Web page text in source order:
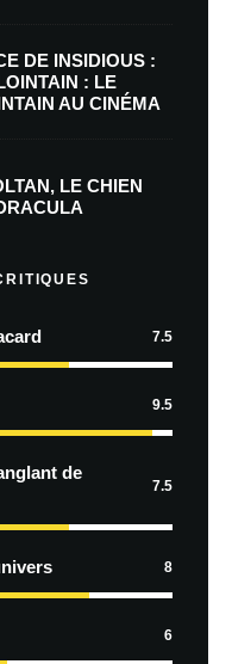
DE INSIDIOUS :
: LE
AU CINÉMA
LE CHIEN
7.5
9.5
de
7.5
8
6